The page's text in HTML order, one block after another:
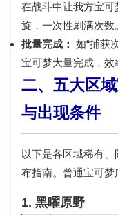
在战斗中让我方宝
旋，一次性刷满次数
批量完成： 如“捕获
宝可梦大量完成，效
二、五大区
与出现条件
以下是各区域稀有、
布指南。普通宝可梦
1. 黑曜原野